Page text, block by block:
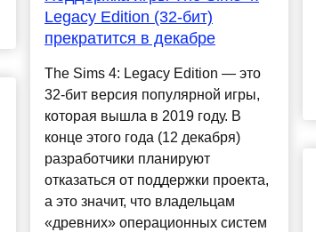
Legacy Edition (32-бит)
прекратится в декабре
The Sims 4: Legacy Edition — это
32-бит версия популярной игры,
которая вышла в 2019 году. В
конце этого года (12 декабря)
разработчики планируют
отказаться от поддержки проекта,
а это значит, что владельцам
«древних» операционных систем